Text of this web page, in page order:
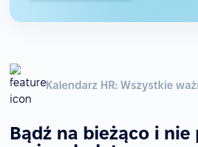
Kalendarz HR: Wszystkie
Bądź na bieżąco i nie